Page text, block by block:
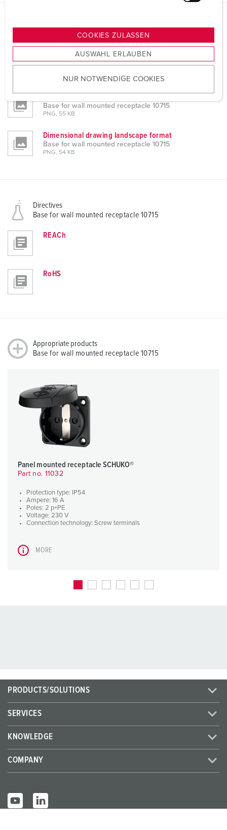
s
u
w
h
l
COOKIES ZULASSEN
AUSWAHL ERLAUBEN
NUR NOTWENDIGE COOKIES
Datasheets & Downloads
Base for wall mounted receptacle 10715
Product info
Base for wall mounted receptacle 10715
PDF, 292 KB
Base for wall mounted receptacle 10715
PNG, 55 KB
Dimensional drawing landscape format
Base for wall mounted receptacle 10715
PNG, 54 KB
Directives
Base for wall mounted receptacle 10715
REACh
RoHS
Appropriate products
Base for wall mounted receptacle 10715
Panel mounted receptacle SCHUKO®
Part no. 11032
Protection type: IP54
Ampere: 16 A
Poles: 2 p+PE
Voltage: 230 V
Connection technology: Screw terminals
MORE
PRODUCTS/SOLUTIONS
SERVICES
KNOWLEDGE
COMPANY